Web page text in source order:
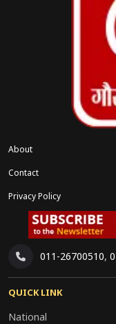
About
Contact
Privacy Policy
011-26700510,
QUICK LINK
National